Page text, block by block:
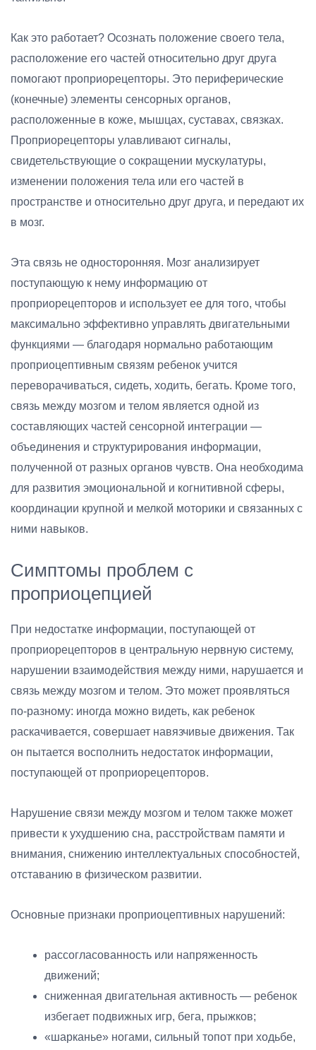
Как это работает? Осознать положение своего тела,
расположение его частей относительно друг друга
помогают проприорецепторы. Это периферические
(конечные) элементы сенсорных органов,
расположенные в коже, мышцах, суставах, связках.
Проприорецепторы улавливают сигналы,
свидетельствующие о сокращении мускулатуры,
изменении положения тела или его частей в
пространстве и относительно друг друга, и передают их
в мозг.
Эта связь не односторонняя. Мозг анализирует
поступающую к нему информацию от
проприорецепторов и использует ее для того, чтобы
максимально эффективно управлять двигательными
функциями — благодаря нормально работающим
проприоцептивным связям ребенок учится
переворачиваться, сидеть, ходить, бегать. Кроме того,
связь между мозгом и телом является одной из
составляющих частей сенсорной интеграции —
объединения и структурирования информации,
полученной от разных органов чувств. Она необходима
для развития эмоциональной и когнитивной сферы,
координации крупной и мелкой моторики и связанных с
ними навыков.
Симптомы проблем с
проприоцепцией
При недостатке информации, поступающей от
проприорецепторов в центральную нервную систему,
нарушении взаимодействия между ними, нарушается и
связь между мозгом и телом. Это может проявляться
по-разному: иногда можно видеть, как ребенок
раскачивается, совершает навязчивые движения. Так
он пытается восполнить недостаток информации,
поступающей от проприорецепторов.
Нарушение связи между мозгом и телом также может
привести к ухудшению сна, расстройствам памяти и
внимания, снижению интеллектуальных способностей,
отставанию в физическом развитии.
Основные признаки проприоцептивных нарушений:
рассогласованность или напряженность
движений;
сниженная двигательная активность — ребенок
избегает подвижных игр, бега, прыжков;
«шарканье» ногами, сильный топот при ходьбе,